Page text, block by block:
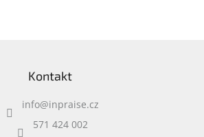
c
í
r
v
Kontakt
info@inpraise.cz
571 424 002